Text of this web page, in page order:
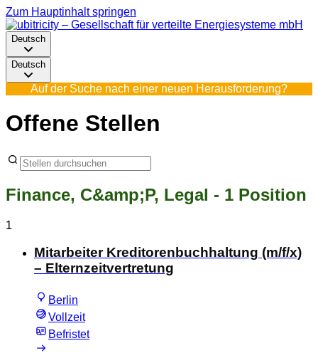
Zum Hauptinhalt springen
Deutsch
Deutsch
Auf der Suche nach einer neuen Herausforderung?
Offene Stellen
Finance, C&amp;P, Legal - 1 Position
1
Mitarbeiter Kreditorenbuchhaltung (m/f/x)
– Elternzeitvertretung
Berlin
Vollzeit
Befristet